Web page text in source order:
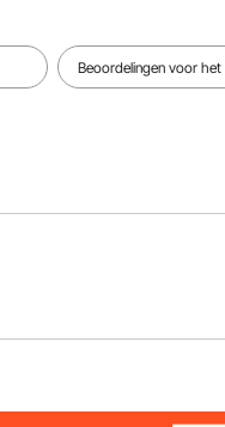
Beoordelingen voor het